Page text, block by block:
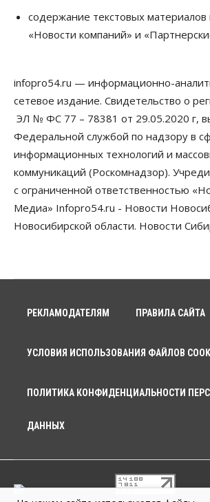
содержание текстовых материалов
«Новости компаний» и
infopro54.ru — информационно-
сетевое издание. Свидетельство о
ЭЛ № ФС 77 – 78381 от 29.05.2020 г,
Федеральной службой по надзору в
информационных технологий и
коммуникаций (Роскомнадзор).
с ограниченной ответственностью
Медиа» Infopro54.ru - Новости
Новосибирской области. Новости
РЕКЛАМОДАТЕЛЯМ ПРАВИЛА САЙТА
УСЛОВИЯ ИСПОЛЬЗОВАНИЯ ФАЙЛОВ
ПОЛИТИКА КОНФИДЕНЦИАЛЬНОСТИ
ДАННЫХ